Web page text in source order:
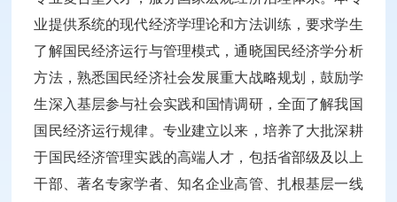
业提供系统的现代经济学理论和方法训练，要求学生
了解国民经济运行与管理模式，通晓国民经济学分析
方法，熟悉国民经济社会发展重大战略规划，鼓励学
生深入基层参与社会实践和国情调研，全面了解我国
国民经济运行规律。专业建立以来，培养了大批深耕
于国民经济管理实践的高端人才，包括省部级及以上
干部、著名专家学者、知名企业高管、扎根基层一线